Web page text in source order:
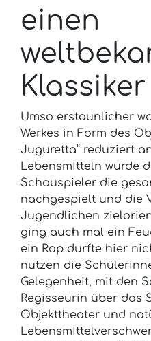
einen
Klassiker
Umso erstaunlicher
Werkes in Form des
Juguretta“ reduziert
Lebensmitteln wurde
Schauspieler die
nachgespielt und die
Jugendlichen
ging auch mal ein
ein Rap durfte hier
nutzen die
Gelegenheit, mit den
Regisseurin über das
Objekttheater und